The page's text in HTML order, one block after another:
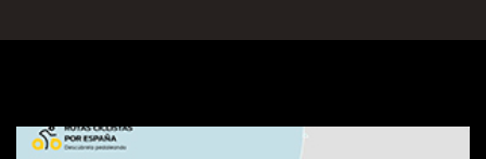
Visualitzador